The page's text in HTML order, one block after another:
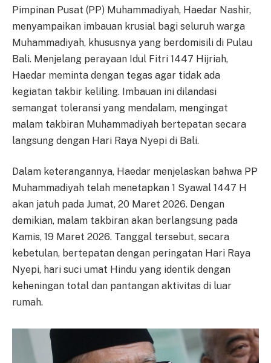
Pimpinan Pusat (PP) Muhammadiyah, Haedar Nashir,
menyampaikan imbauan krusial bagi seluruh warga
Muhammadiyah, khususnya yang berdomisili di Pulau
Bali. Menjelang perayaan Idul Fitri 1447 Hijriah,
Haedar meminta dengan tegas agar tidak ada
kegiatan takbir keliling. Imbauan ini dilandasi
semangat toleransi yang mendalam, mengingat
malam takbiran Muhammadiyah bertepatan secara
langsung dengan Hari Raya Nyepi di Bali.
Dalam keterangannya, Haedar menjelaskan bahwa PP
Muhammadiyah telah menetapkan 1 Syawal 1447 H
akan jatuh pada Jumat, 20 Maret 2026. Dengan
demikian, malam takbiran akan berlangsung pada
Kamis, 19 Maret 2026. Tanggal tersebut, secara
kebetulan, bertepatan dengan peringatan Hari Raya
Nyepi, hari suci umat Hindu yang identik dengan
keheningan total dan pantangan aktivitas di luar
rumah.